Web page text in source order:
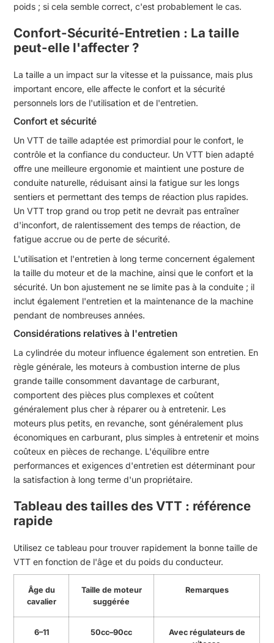
poids ; si cela semble correct, c'est probablement le cas.
Confort-Sécurité-Entretien : La taille
peut-elle l'affecter ?
La taille a un impact sur la vitesse et la puissance, mais plus
important encore, elle affecte le confort et la sécurité
personnels lors de l'utilisation et de l'entretien.
Confort et sécurité
Un VTT de taille adaptée est primordial pour le confort, le
contrôle et la confiance du conducteur. Un VTT bien adapté
offre une meilleure ergonomie et maintient une posture de
conduite naturelle, réduisant ainsi la fatigue sur les longs
sentiers et permettant des temps de réaction plus rapides.
Un VTT trop grand ou trop petit ne devrait pas entraîner
d'inconfort, de ralentissement des temps de réaction, de
fatigue accrue ou de perte de sécurité.
L'utilisation et l'entretien à long terme concernent également
la taille du moteur et de la machine, ainsi que le confort et la
sécurité. Un bon ajustement ne se limite pas à la conduite ; il
inclut également l'entretien et la maintenance de la machine
pendant de nombreuses années.
Considérations relatives à l'entretien
La cylindrée du moteur influence également son entretien. En
règle générale, les moteurs à combustion interne de plus
grande taille consomment davantage de carburant,
comportent des pièces plus complexes et coûtent
généralement plus cher à réparer ou à entretenir. Les
moteurs plus petits, en revanche, sont généralement plus
économiques en carburant, plus simples à entretenir et moins
coûteux en pièces de rechange. L'équilibre entre
performances et exigences d'entretien est déterminant pour
la satisfaction à long terme d'un propriétaire.
Tableau des tailles des VTT : référence
rapide
Utilisez ce tableau pour trouver rapidement la bonne taille de
VTT en fonction de l'âge et du poids du conducteur.
Âge du
cavalier
Taille de moteur
suggérée
Remarques
6–11 50cc–90cc
Avec régulateurs de